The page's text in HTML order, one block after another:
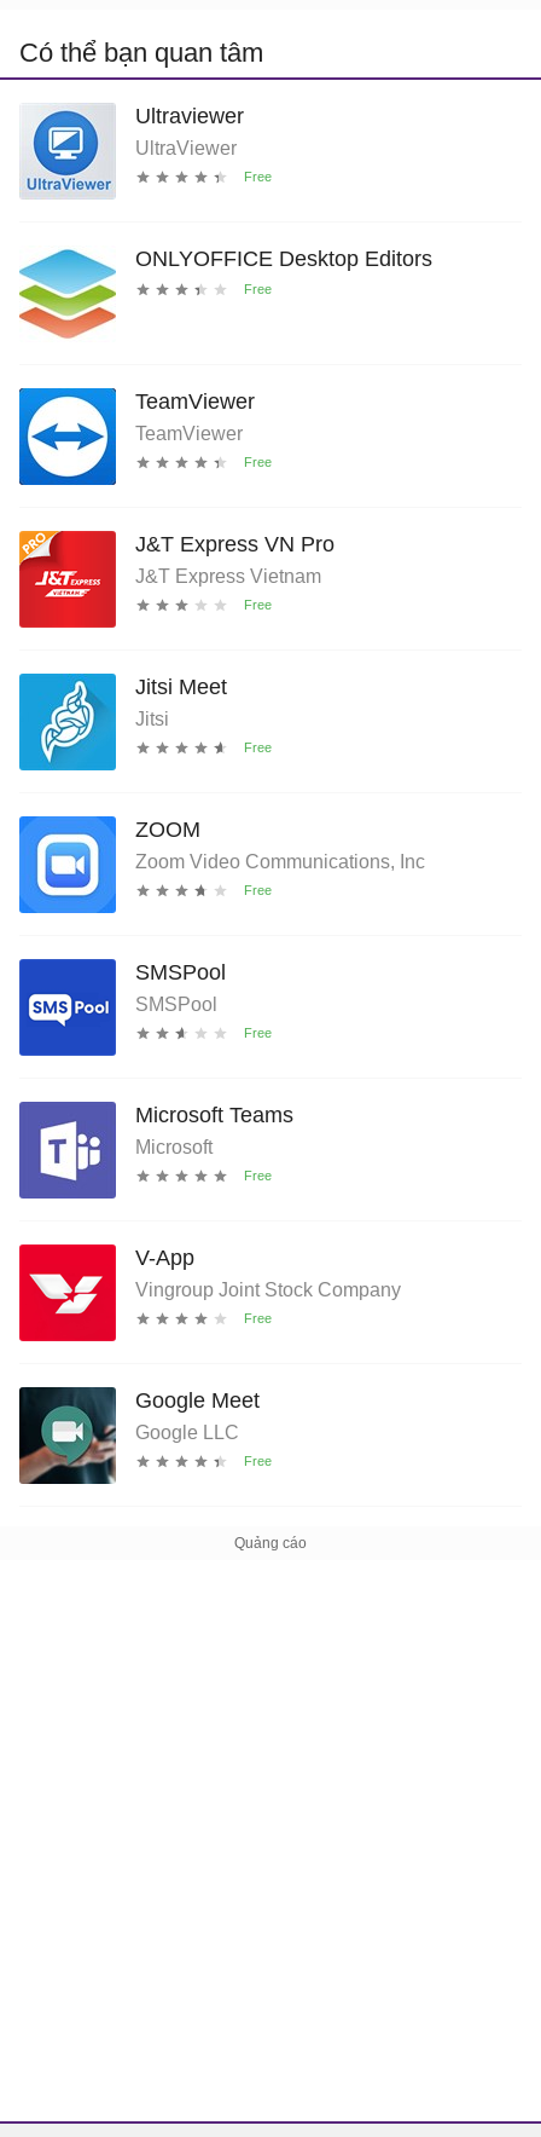
Có thể bạn quan tâm
Ultraviewer
UltraViewer
ONLYOFFICE Desktop Editors
TeamViewer
TeamViewer
J&T Express VN Pro
J&T Express Vietnam
Jitsi Meet
Jitsi
ZOOM
Zoom Video Communications, Inc
SMSPool
SMSPool
Microsoft Teams
Microsoft
V-App
Vingroup Joint Stock Company
Google Meet
Google LLC